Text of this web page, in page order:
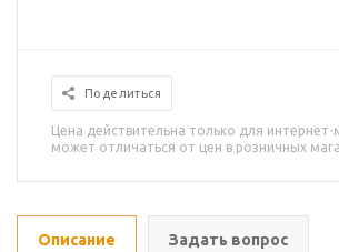
Поделиться
Цена действительна только для интернет-
может отличаться от цен в розничных
Описание Задать вопрос